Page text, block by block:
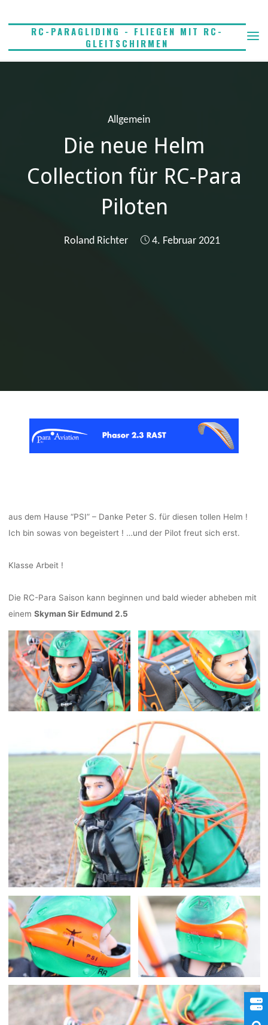
RC-PARAGLIDING - FLIEGEN MIT RC-
GLEITSCHIRMEN
Allgemein
Die neue Helm
Collection für RC-Para
Piloten
Roland Richter 4. Februar 2021
aus dem Hause “PSI” – Danke Peter S. für diesen tollen Helm !
Ich bin sowas von begeistert ! …und der Pilot freut sich erst.
Klasse Arbeit !
Die RC-Para Saison kann beginnen und bald wieder abheben mit
einem Skyman Sir Edmund 2.5